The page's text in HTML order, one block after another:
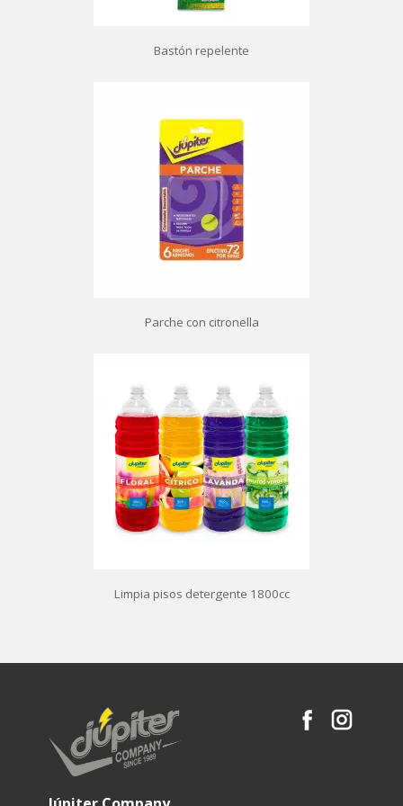
Bastón repelente
Parche con citronella
Limpia pisos detergente 1800cc